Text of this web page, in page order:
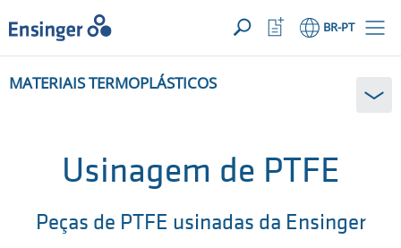
SUA SOLICITAÇÃO ({{productCount}} Products)
ABRIR
Início BR-PT
Abrir
lista
de
queMATERIAIS TERMOPLÁSTICOS
Usinagem de PTFE
Peças de PTFE usinadas da Ensinger